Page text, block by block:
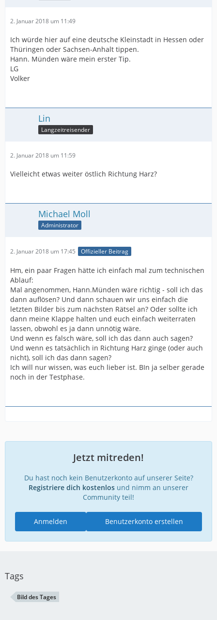
2. Januar 2018 um 11:49
Ich würde hier auf eine deutsche Kleinstadt in Hessen oder
Thüringen oder Sachsen-Anhalt tippen.
Hann. Münden wäre mein erster Tip.
LG
Volker
Lin
Langzeitreisender
2. Januar 2018 um 11:59
Vielleicht etwas weiter östlich Richtung Harz?
Michael Moll
Administrator
2. Januar 2018 um 17:45 Offizieller Beitrag
Hm, ein paar Fragen hätte ich einfach mal zum technischen
Ablauf:
Mal angenommen, Hann.Münden wäre richtig - soll ich das
dann auflösen? Und dann schauen wir uns einfach die
letzten Bilder bis zum nächsten Rätsel an? Oder sollte ich
dann meine Klappe halten und euch einfach weiterraten
lassen, obwohl es ja dann unnötig wäre.
Und wenn es falsch wäre, soll ich das dann auch sagen?
Und wenn es tatsächlich in Richtung Harz ginge (oder auch
nicht), soll ich das dann sagen?
Ich will nur wissen, was euch lieber ist. BIn ja selber gerade
noch in der Testphase.
Jetzt mitreden!
Du hast noch kein Benutzerkonto auf unserer Seite?
Registriere dich kostenlos und nimm an unserer
Community teil!
Benutzerkonto erstellen
Anmelden
Tags
Bild des Tages